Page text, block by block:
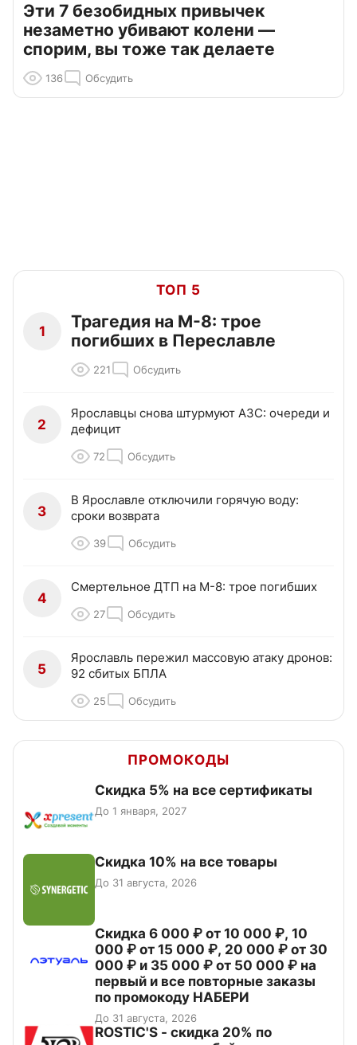
Эти 7 безобидных привычек
незаметно убивают колени —
спорим, вы тоже так делаете
136 Обсудить
ТОП 5
1
Трагедия на М-8: трое
погибших в Переславле
221 Обсудить
2
Ярославцы снова штурмуют АЗС: очереди и
дефицит
72 Обсудить
3
В Ярославле отключили горячую воду:
сроки возврата
39 Обсудить
4
Смертельное ДТП на М-8: трое погибших
27 Обсудить
5
Ярославль пережил массовую атаку дронов:
92 сбитых БПЛА
25 Обсудить
ПРОМОКОДЫ
Скидка 5% на все сертификаты
До 1 января, 2027
Скидка 10% на все товары
До 31 августа, 2026
Скидка 6 000 ₽ от 10 000 ₽, 10
000 ₽ от 15 000 ₽, 20 000 ₽ от 30
000 ₽ и 35 000 ₽ от 50 000 ₽ на
первый и все повторные заказы
по промокоду НАБЕРИ
До 31 августа, 2026
ROSTIC'S - скидка 20% по